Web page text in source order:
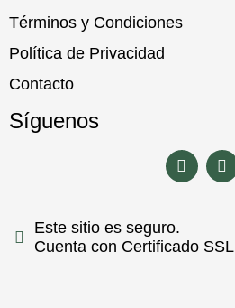
Términos y Condiciones
Política de Privacidad
Contacto
Síguenos
Este sitio es seguro.
Cuenta con Certificado SSL